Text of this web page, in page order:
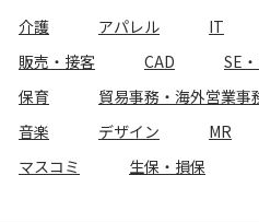
介護
アパレル IT
販売・接客
CAD SE
保育
貿易事務・海外営業事
音楽
デザイン MR
マスコミ
生保・損保